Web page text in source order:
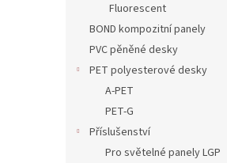
Fluorescent
BOND kompozitní panely
PVC pěněné desky
PET polyesterové desky
A-PET
PET-G
Příslušenství
Pro světelné panely LGP